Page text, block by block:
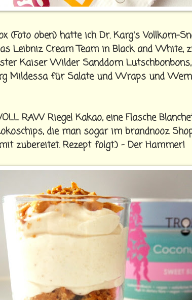
(Foto oben) hatte ich Dr. Karg's Vollkorn-
Leibniz Cream Team in Black and White,
Kaiser Wilder Sanddorn
Mildessa für Salate und Wraps und
RAW Riegel Kakao, eine Flasche
die man sogar im brandnooz
zubereitet. Rezept folgt.) - Der Hammer!